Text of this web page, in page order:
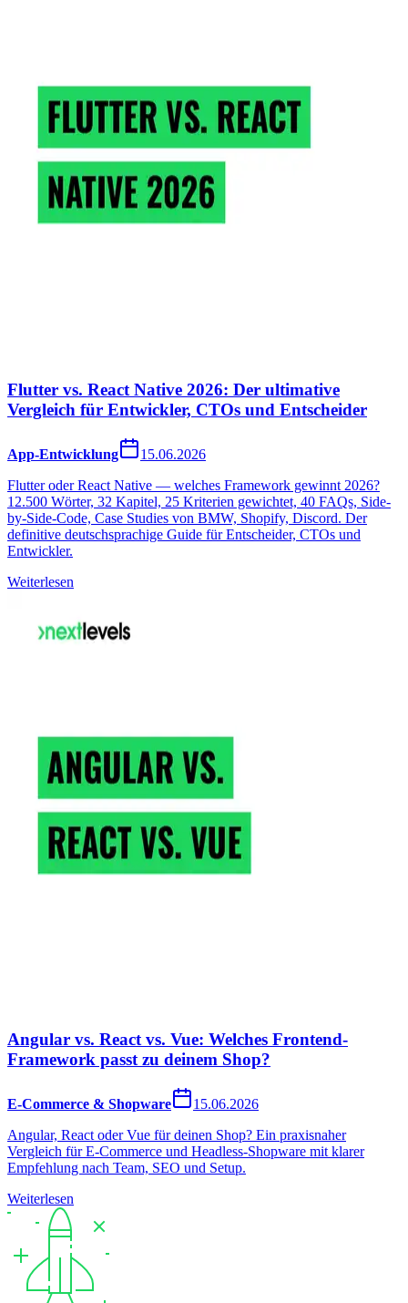
Flutter vs. React Native 2026: Der ultimative
Vergleich für Entwickler, CTOs und Entscheider
App-Entwicklung
15.06.2026
Flutter oder React Native — welches Framework gewinnt 2026?
12.500 Wörter, 32 Kapitel, 25 Kriterien gewichtet, 40 FAQs, Side-
by-Side-Code, Case Studies von BMW, Shopify, Discord. Der
definitive deutschsprachige Guide für Entscheider, CTOs und
Entwickler.
Weiterlesen
Angular vs. React vs. Vue: Welches Frontend-
Framework passt zu deinem Shop?
E-Commerce & Shopware
15.06.2026
Angular, React oder Vue für deinen Shop? Ein praxisnaher
Vergleich für E-Commerce und Headless-Shopware mit klarer
Empfehlung nach Team, SEO und Setup.
Weiterlesen